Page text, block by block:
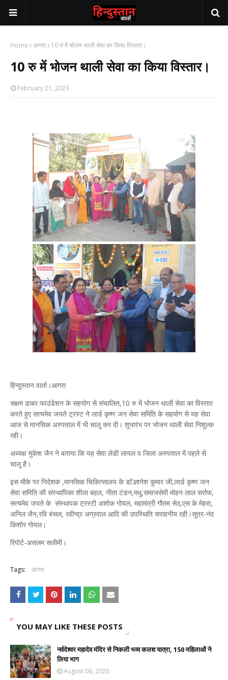
Home आगरा 10 रु में भोजन थाली सेवा का किया विस्तार।
10 रु में भोजन थाली सेवा का किया विस्तार।
February 21, 2023
हिन्दुस्तान वार्ता।आगरा
सक्षम डाबर फाउंडेशन के सहयोग से संचालित,10 रु में भोजन थाली सेवा का विस्तार
करते हुए सत्यमेव जयते ट्रस्ट ने लार्ड कृष्ण जन सेवा समिति के सहयोग से यह सेवा
आज से मानसिक अस्पताल में भी चालू कर दी। शुभारंभ पर भोजन थाली सेवा निशुल्क
रही।
अध्यक्ष मुकेश जैन ने बताया कि यह सेवा लेडी लायल व जिला अस्पताल में पहले से
चालू है।
इस मौके पर निदेशक ,मानसिक चिकित्सालय के डाॅ.ज्ञानेश कुमार जी,लार्ड कृष्ण जन
सेवा समिति की संस्थापिका शीला बहल, नीता टंडन,मधु,समाजसेवी मोहन लाल सर्राफ,
सत्यमेव जयते के संस्थापक ट्रस्टी अशोक गोयल, महामंत्री गौतम सेठ,एस के मेहरा,
अनिल जैन,रवि बंसल, रवीन्द्र अग्रवाल आदि की उपस्थिति सराहनीय रही।सूत्र-नंद
किशोर गोयल।
रिपोर्ट-असलम सलीमी।
Tags: आगरा
YOU MAY LIKE THESE POSTS
नर्वदेश्वर महादेव मंदिर से निकली भव्य कलश यात्रा, 150 महिलाओं ने
लिया भाग
August 06, 2026